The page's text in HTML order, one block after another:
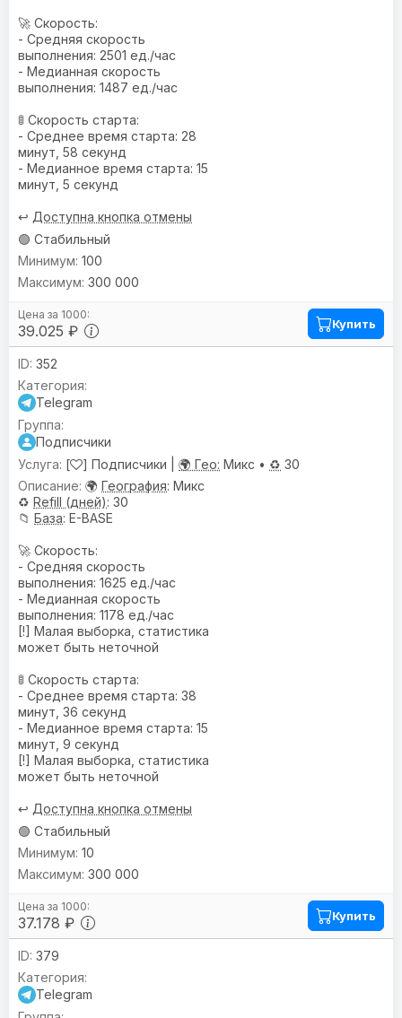
🚀 Скорость:
- Средняя скорость
выполнения: 2501 ед./час
- Медианная скорость
выполнения: 1487 ед./час
🚦 Скорость старта:
- Среднее время старта: 28
минут, 58 секунд
- Медианное время старта: 15
минут, 5 секунд
↩️ Доступна кнопка отмены
🟢 Стабильный
39.025 ₽
100
300 000
Купить
352
Telegram
Подписчики
[
] Подписчики | 🌍 Гео: Микс • ♻️ 30
🌍 География: Микс
♻️ Refill (дней): 30
📁 База: E-BASE
🚀 Скорость:
- Средняя скорость
выполнения: 1625 ед./час
- Медианная скорость
выполнения: 1178 ед./час
[!] Малая выборка, статистика
может быть неточной
🚦 Скорость старта:
- Среднее время старта: 38
минут, 36 секунд
- Медианное время старта: 15
минут, 9 секунд
[!] Малая выборка, статистика
может быть неточной
↩️ Доступна кнопка отмены
🟢 Стабильный
37.178 ₽
10
300 000
Купить
379
Telegram